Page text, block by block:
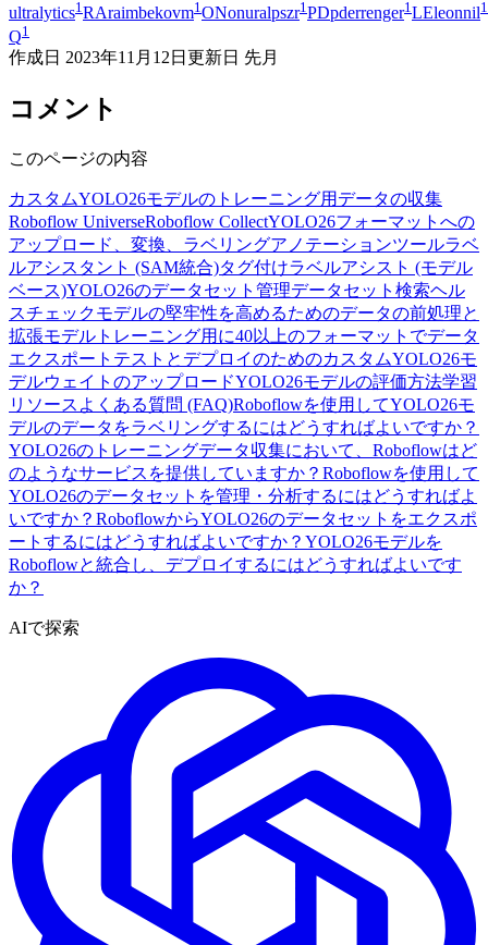
ultralytics1 RAraimbekovm1 ONonuralpszr1 PDpderrenger1 LEleonnil1
Q1
作成日 2023年11月12日 更新日 先月
コメント
このページの内容
カスタムYOLO26モデルのトレーニング用データの収集
Roboflow UniverseRoboflow CollectYOLO26フォーマットへの
アップロード、変換、ラベリングアノテーションツールラベ
ルアシスタント (SAM統合)タグ付けラベルアシスト (モデル
ベース)YOLO26のデータセット管理データセット検索ヘル
スチェックモデルの堅牢性を高めるためのデータの前処理と
拡張モデルトレーニング用に40以上のフォーマットでデータ
エクスポート テストとデプロイのためのカスタムYOLO26モ
デルウェイトのアップロードYOLO26モデルの評価方法学習
リソース よくある質問 (FAQ)Roboflowを使用してYOLO26モ
デルのデータをラベリングするにはどうすればよいですか？
YOLO26のトレーニングデータ収集において、Roboflowはど
のようなサービスを提供していますか？ Roboflowを使用して
YOLO26のデータセットを管理・分析するにはどうすればよ
いですか？ RoboflowからYOLO26のデータセットをエクスポ
ートするにはどうすればよいですか？ YOLO26モデルを
Roboflowと統合し、デプロイするにはどうすればよいです
か？
AIで探索